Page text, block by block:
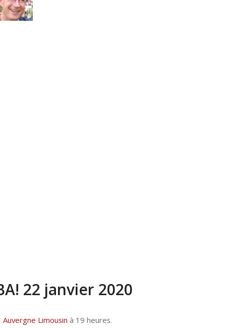
22 janvier 2020
Auvergne Limousin à 19 heures.